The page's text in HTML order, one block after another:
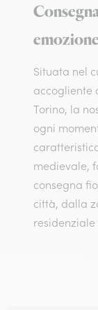
Situata nel
accogliente
Torino, la
ogni
medievale,
consegna
città, dalla